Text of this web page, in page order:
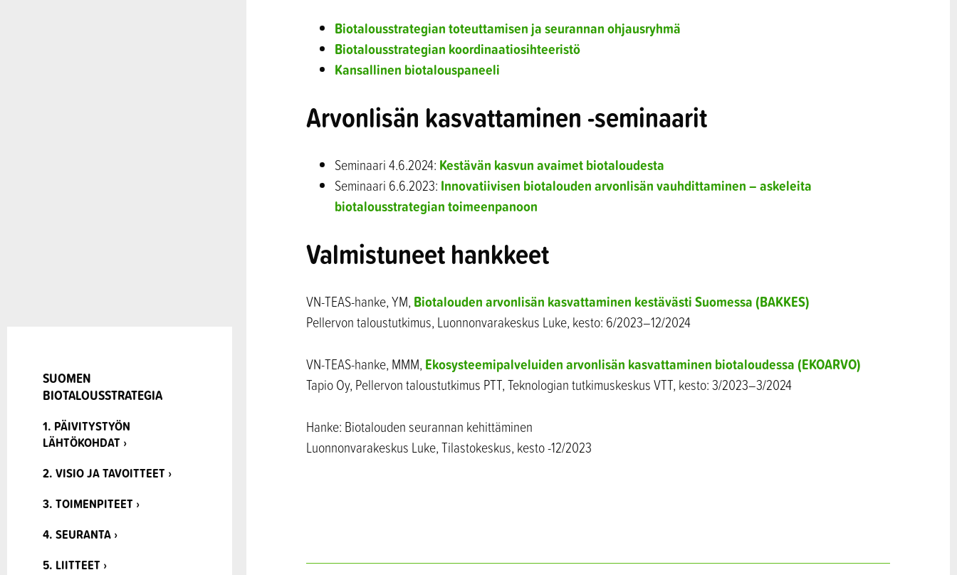
Biotalousstrategian toteuttamisen ja seurannan ohjausryhmä
Biotalousstrategian koordinaatiosihteeristö
Kansallinen biotalouspaneeli
Arvonlisän kasvattaminen -seminaarit
Seminaari 4.6.2024: Kestävän kasvun avaimet biotaloudesta
Seminaari 6.6.2023: Innovatiivisen biotalouden arvonlisän vauhdittaminen – askeleita
biotalousstrategian toimeenpanoon
Valmistuneet hankkeet
VN-TEAS-hanke, YM, Biotalouden arvonlisän kasvattaminen kestävästi Suomessa (BAKKES)
Pellervon taloustutkimus, Luonnonvarakeskus Luke, kesto: 6/2023–12/2024
VN-TEAS-hanke, MMM, Ekosysteemipalveluiden arvonlisän kasvattaminen biotaloudessa (EKOARVO)
Tapio Oy, Pellervon taloustutkimus PTT, Teknologian tutkimuskeskus VTT, kesto: 3/2023–3/2024
Hanke: Biotalouden seurannan kehittäminen
Luonnonvarakeskus Luke, Tilastokeskus, kesto -12/2023
SUOMEN
BIOTALOUSSTRATEGIA
1. PÄIVITYSTYÖN
LÄHTÖKOHDAT ›
2. VISIO JA TAVOITTEET ›
3. TOIMENPITEET ›
4. SEURANTA ›
5. LIITTEET ›